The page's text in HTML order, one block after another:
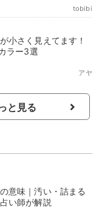
tobibi
小さく見えてます！
ラー3選
アヤ
と見る
意味｜汚い・詰まる
い師が解説